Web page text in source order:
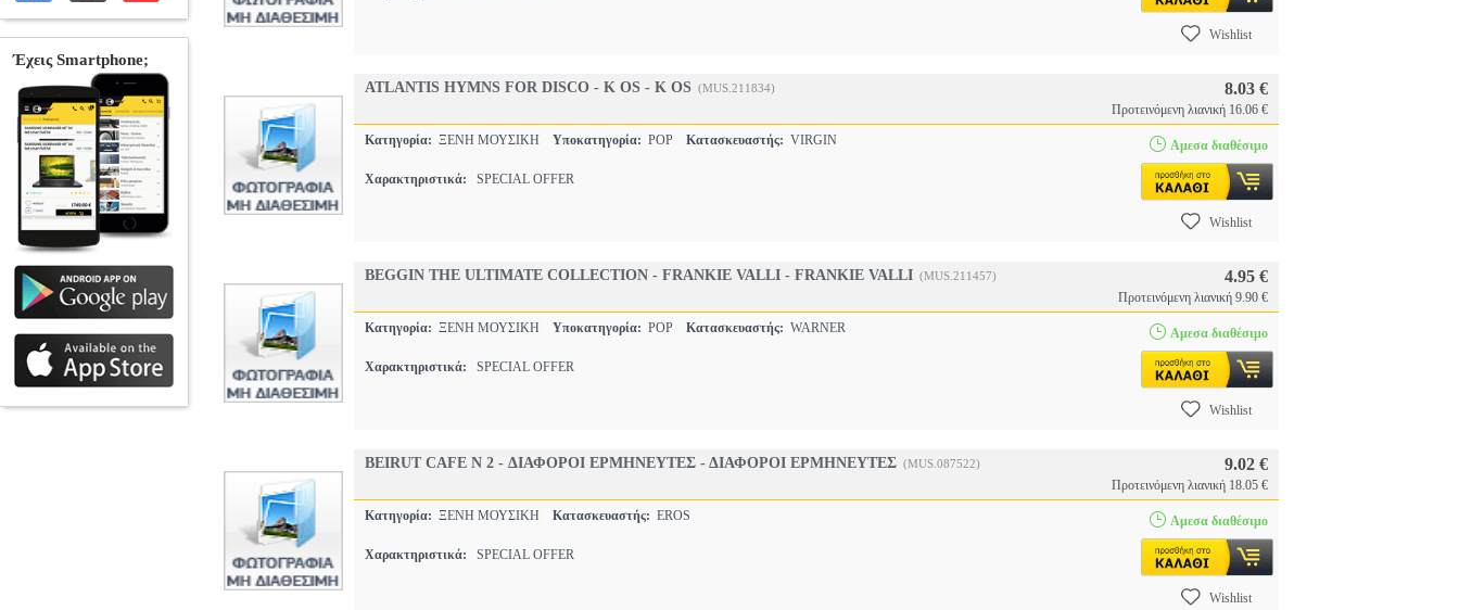
Wishlist
ATLANTIS HYMNS FOR DISCO - K OS - K OS (MUS.211834) 8.03 €
Προτεινόμενη λιανική 16.06 €
Κατηγορία: ΞΕΝΗ ΜΟΥΣΙΚΗ Υποκατηγορία: POP Κατασκευαστής: VIRGIN
Χαρακτηριστικά: SPECIAL OFFER
Αμεσα διαθέσιμο
Wishlist
BEGGIN THE ULTIMATE COLLECTION - FRANKIE VALLI - FRANKIE VALLI (MUS.211457) 4.95 €
Προτεινόμενη λιανική 9.90 €
Κατηγορία: ΞΕΝΗ ΜΟΥΣΙΚΗ Υποκατηγορία: POP Κατασκευαστής: WARNER
Χαρακτηριστικά: SPECIAL OFFER
Αμεσα διαθέσιμο
Wishlist
BEIRUT CAFE N 2 - ΔΙΑΦΟΡΟΙ ΕΡΜΗΝΕΥΤΕΣ - ΔΙΑΦΟΡΟΙ ΕΡΜΗΝΕΥΤΕΣ (MUS.087522) 9.02 €
Προτεινόμενη λιανική 18.05 €
Κατηγορία: ΞΕΝΗ ΜΟΥΣΙΚΗ Κατασκευαστής: EROS
Χαρακτηριστικά: SPECIAL OFFER
Αμεσα διαθέσιμο
Wishlist